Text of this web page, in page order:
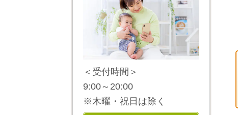
＜受付時間＞
9:00～20:00
※木曜・祝日は除く